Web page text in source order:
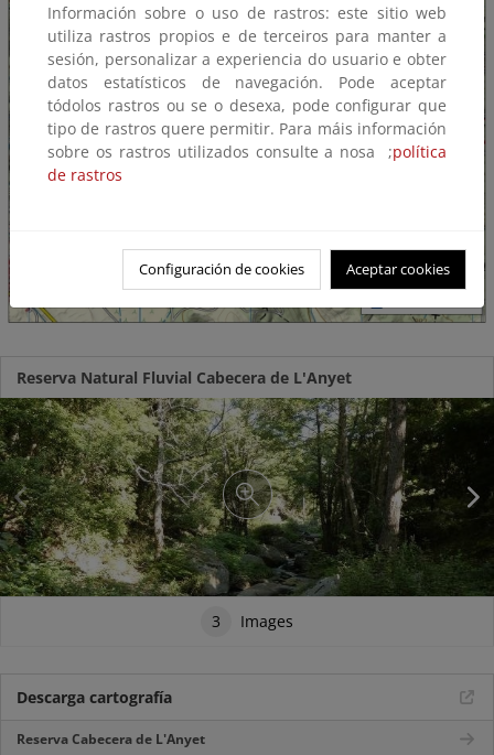
Reserva Natural Fluvial Cabecera de L'Anyet
3 Images
Descarga cartografía
Reserva Cabecera de L'Anyet
Información sobre o uso de rastros: este sitio web
utiliza rastros propios e de terceiros para manter a
sesión, personalizar a experiencia do usuario e obter
datos estatísticos de navegación. Pode aceptar
tódolos rastros ou se o desexa, pode configurar que
tipo de rastros quere permitir. Para máis información
sobre os rastros utilizados consulte a nosa ;política
de rastros
Configuración de cookies Aceptar cookies